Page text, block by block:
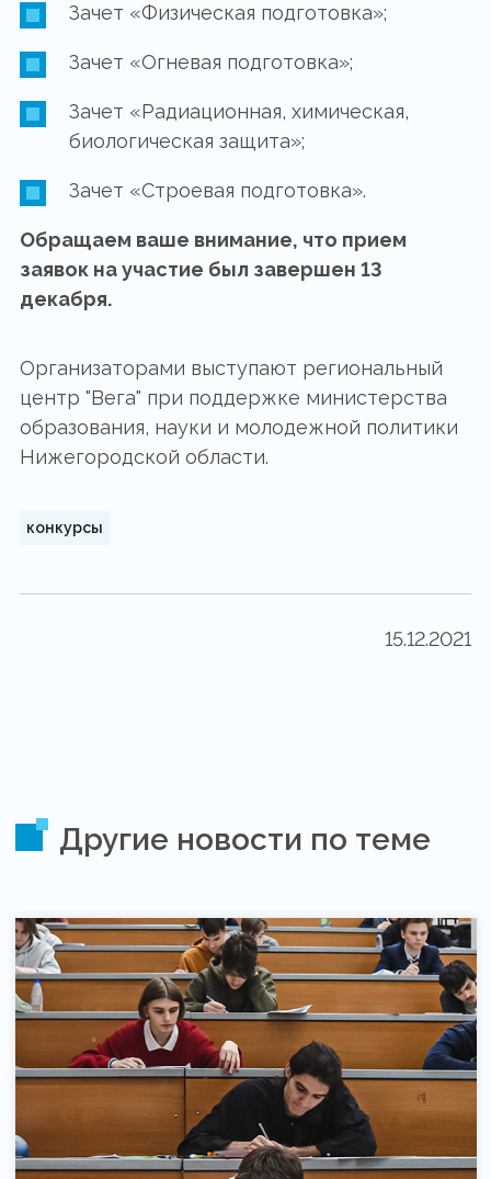
Зачет «Физическая подготовка»;
Зачет «Огневая подготовка»;
Зачет «Радиационная, химическая,
биологическая защита»;
Зачет «Строевая подготовка».
Обращаем ваше внимание, что прием
заявок на участие был завершен 13
декабря.
Организаторами выступают региональный
центр "Вега" при поддержке министерства
образования, науки и молодежной политики
Нижегородской области.
конкурсы
15.12.2021
Другие новости по теме